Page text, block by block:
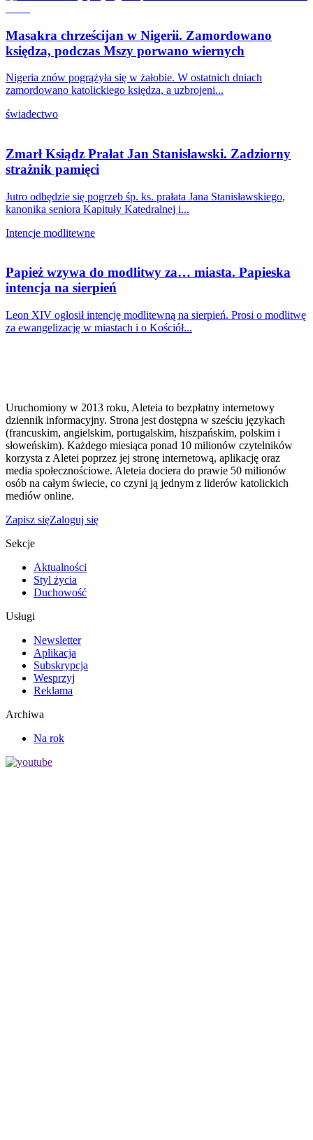
Masakra chrześcijan w Nigerii. Zamordowano
księdza, podczas Mszy porwano wiernych
Nigeria znów pogrążyła się w żałobie. W ostatnich dniach
zamordowano katolickiego księdza, a uzbrojeni...
świadectwo
Zmarł Ksiądz Prałat Jan Stanisławski. Zadziorny
strażnik pamięci
Jutro odbędzie się pogrzeb śp. ks. prałata Jana Stanisławskiego,
kanonika seniora Kapituły Katedralnej i...
Intencje modlitewne
Papież wzywa do modlitwy za… miasta. Papieska
intencja na sierpień
Leon XIV ogłosił intencję modlitewną na sierpień. Prosi o modlitwę
za ewangelizację w miastach i o Kościół...
Uruchomiony w 2013 roku, Aleteia to bezpłatny internetowy
dziennik informacyjny. Strona jest dostępna w sześciu językach
(francuskim, angielskim, portugalskim, hiszpańskim, polskim i
słoweńskim). Każdego miesiąca ponad 10 milionów czytelników
korzysta z Aletei poprzez jej stronę internetową, aplikację oraz
media społecznościowe. Aleteia dociera do prawie 50 milionów
osób na całym świecie, co czyni ją jednym z liderów katolickich
mediów online.
Zapisz sięZaloguj się
Sekcje
Aktualności
Styl życia
Duchowość
Usługi
Newsletter
Aplikacja
Subskrypcja
Wesprzyj
Reklama
Archiwa
Na rok